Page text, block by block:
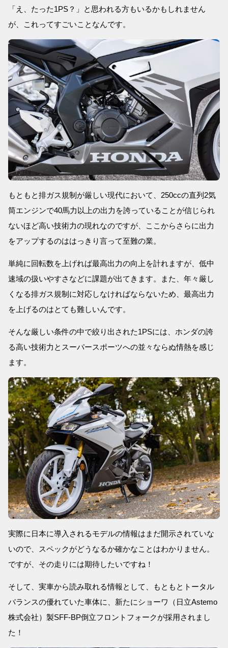
「え、たった1PS？」と思われる方もいるかもしれません
が、これってすごいことなんです。
もともと排ガス規制が厳しい現代において、250ccの直列2気
筒エンジンで40馬力以上の出力を誇っていることが信じられ
ないほど高い技術力の現れなのですが、ここからさらに出力
をアップするのははっきり言って至難の業。
単純に回転数を上げれば最高出力の向上を計れますが、低中
速域の扱いやすさなどに課題が出てきます。また、年々厳し
くなる排ガス規制に対応しなければならないため、最高出力
を上げるのはとても難しいんです。
そんな厳しい条件の中で絞り出された1PSには、ホンダの誇
る高い技術力とスーパースポーツへの並々ならぬ情熱を感じ
ます。
実際に日本に導入されるモデルの情報はまだ開示されていな
いので、スペックがどうなるか確かなことはわかりません。
ですが、その走りには期待したいですね！
そして、実車から読み取れる情報として、もともとトータル
バランスの優れていた車体に、新たにショーワ（日立Astemo
株式会社）製SFF-BP倒立フロントフォークが採用されまし
た！